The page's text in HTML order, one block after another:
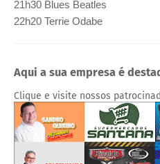
21h30 Blues Beatles
22h20 Terrie Odabe
Aqui a sua empresa é
Clique e visite nossos